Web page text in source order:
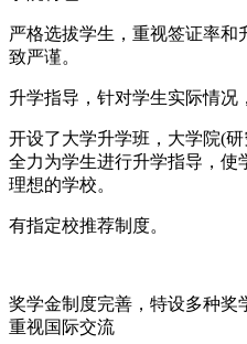
严格选拔学生，重视签证率和
致严谨。
升学指导，针对学生实际情况
开设了大学升学班，大学院(
全力为学生进行升学指导，使
理想的学校。
有指定校推荐制度。
奖学金制度完善，特设多种奖
重视国际交流